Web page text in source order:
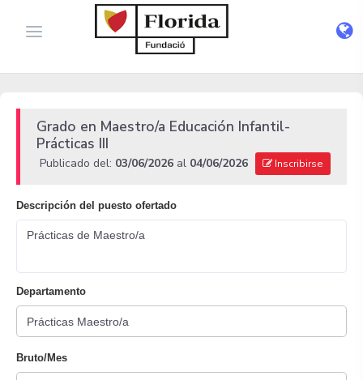
Grado en Maestro/a Educación Infantil-
Prácticas III
Publicado del: 03/06/2026 al 04/06/2026 Inscribirse
Descripción del puesto ofertado
Prácticas de Maestro/a
Departamento
Bruto/Mes